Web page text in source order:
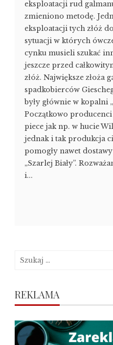
eksploatacji rud
zmieniono metodę.
eksploatacji tych złóż
sytuacji w których
cynku musieli szukać
jeszcze przed
złóż. Największe złoża
spadkobierców
były głównie w kopalni
Początkowo
piece jak np. w hucie
jednak i tak produkcja
pomogły nawet
„Szarlej Biały”.
i...
Szukaj:
REKLAMA